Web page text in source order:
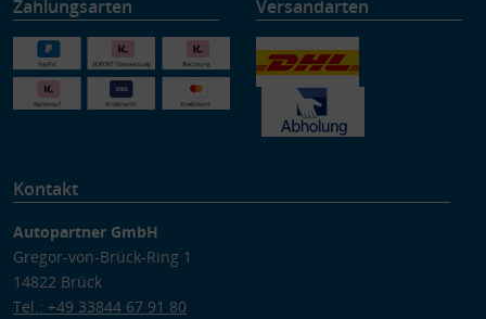
Zahlungsarten Versandarten
Kontakt
Autopartner GmbH
Gregor-von-Brück-Ring 1
14822 Brück
Tel.: +49 33844 67 91 80